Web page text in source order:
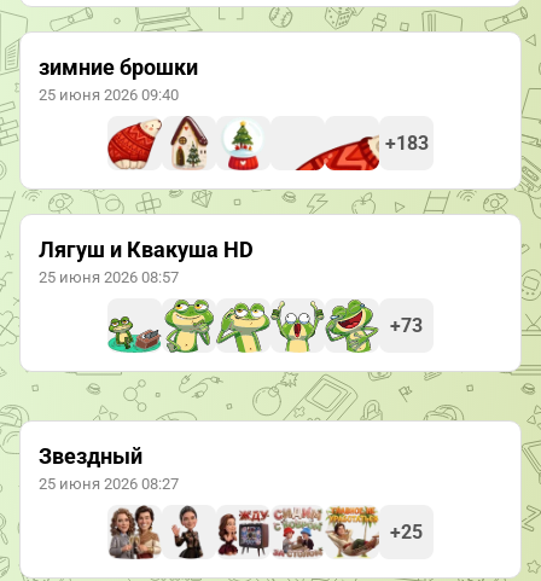
зимние брошки
25 июня 2026 09:40
+183
Лягуш и Квакуша HD
25 июня 2026 08:57
+73
Звездный
25 июня 2026 08:27
+25